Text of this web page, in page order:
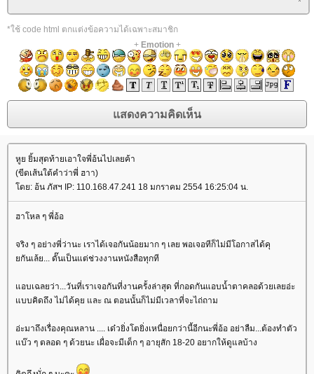
*ใช้ code html ตกแต่งข้อความได้เฉพาะสมาชิก
+ Emotion+
หูย ยิ้มสุดท้ายเอาใจพี่อ้นไปเลยค้า
(ขีดเส้นใต้คำว่าพี่ ฮาา)
ดย: อ้น ภัสฯ IP: 110.168.47.241 18 มกราคม 2554 16:25:04 น.
ฮาโหล ๆ พี่อ้อ
จริง ๆ อย่างพี่ว่านะ เราได้เจอกันน้อยมาก ๆ เลย พอเจอทีก็ไม่มีโอกาสได้คุ
กันเล้ย... ดั๊นเป็นแต่ช่วงงานหนังสือทุกที
อบเฉลยว่า...วันที่เราเจอกันที่งานครั้งล่าสุด ที่กอดกันแอบน้ำตาคลอด้วยเลยอ่ะ
บบคิดถึง ไม่ได้คุย และ ณ ตอนนั้นก็ไม่มีเวลาที่จะไถ่ถาม
อ่ะมาถึงเรื่องคุณหลาน .... เด๋วยิ่งโตยิ่งเหนื่อยกว่านี้อีกนะพี่อ้อ อย่าลืม...ต้องทำตัว
บ๊ว ๆ ตลอด ๆ ด้วยนะ เผื่อจะมีเด็ก ๆ อายุสัก 18-20 อยากให้ดูแลบ้าง